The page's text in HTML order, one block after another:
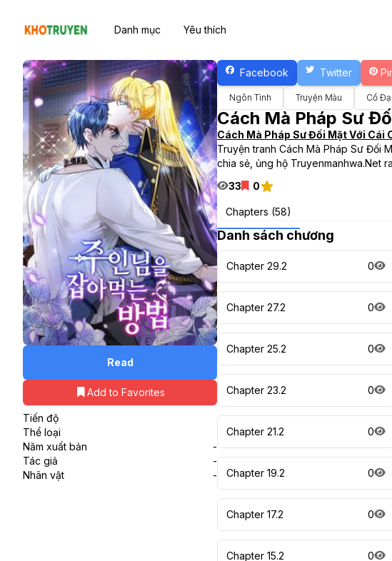
Danh mục Yêu thích
Read
Add to Favorites
Tiến độ
Thể loại
Năm xuất bản
-
Tác giả
-
Nhân vật
-
Facebook Twitter
Ngôn Tình Truyện Màu Cổ Đại
Cách Mà Pháp Sư
Cách Mà Pháp Sư Đối Mặt Với Cái
Truyện tranh Cách Mà Pháp Sư Đối
chia sẻ, ủng hộ Truyenmanhwa.Net
33
0
Chapters (58)
Danh sách chương
Chapter 29.2 0
Chapter 27.2 0
Chapter 25.2 0
Chapter 23.2 0
Chapter 21.2 0
Chapter 19.2 0
Chapter 17.2 0
Chapter 15.2 0